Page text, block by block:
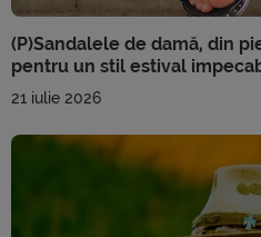
(P)Sandalele de damă, din
pentru un stil estival
21 iulie 2026